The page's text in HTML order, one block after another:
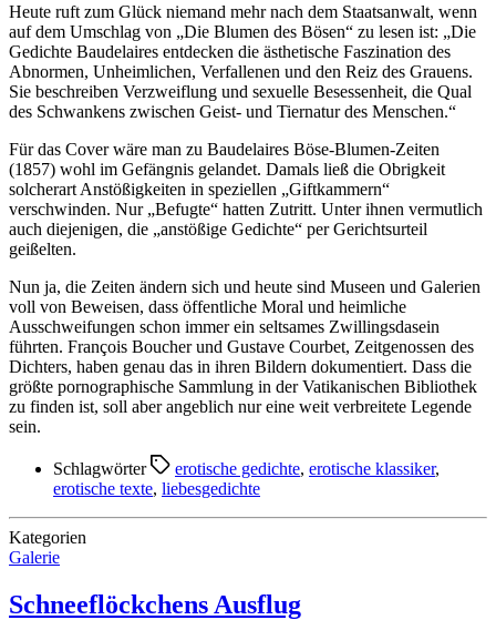
Heute ruft zum Glück niemand mehr nach dem Staatsanwalt, wenn
auf dem Umschlag von „Die Blumen des Bösen“ zu lesen ist: „Die
Gedichte Baudelaires entdecken die ästhetische Faszination des
Abnormen, Unheimlichen, Verfallenen und den Reiz des Grauens.
Sie beschreiben Verzweiflung und sexuelle Besessenheit, die Qual
des Schwankens zwischen Geist- und Tiernatur des Menschen.“
Für das Cover wäre man zu Baudelaires Böse-Blumen-Zeiten
(1857) wohl im Gefängnis gelandet. Damals ließ die Obrigkeit
solcherart Anstößigkeiten in speziellen „Giftkammern“
verschwinden. Nur „Befugte“ hatten Zutritt. Unter ihnen vermutlich
auch diejenigen, die „anstößige Gedichte“ per Gerichtsurteil
geißelten.
Nun ja, die Zeiten ändern sich und heute sind Museen und Galerien
voll von Beweisen, dass öffentliche Moral und heimliche
Ausschweifungen schon immer ein seltsames Zwillingsdasein
führten. François Boucher und Gustave Courbet, Zeitgenossen des
Dichters, haben genau das in ihren Bildern dokumentiert. Dass die
größte pornographische Sammlung in der Vatikanischen Bibliothek
zu finden ist, soll aber angeblich nur eine weit verbreitete Legende
sein.
Schlagwörter erotische gedichte, erotische klassiker,
erotische texte, liebesgedichte
Kategorien
Galerie
Schneeflöckchens Ausflug